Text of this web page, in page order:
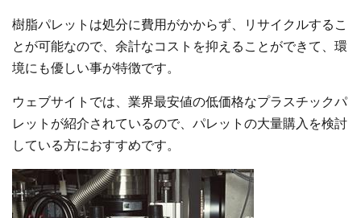
樹脂パレットは処分に費用がかからず、リサイクルするこ
とが可能なので、余計なコストを抑えることができて、環
境にも優しい事が特徴です。
ウェブサイトでは、業界最安値の低価格なプラスチックパ
レットが紹介されているので、パレットの大量購入を検討
している方におすすめです。